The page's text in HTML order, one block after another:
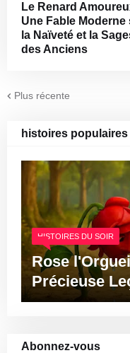
Le Renard
Une Fable Moderne
la Naïveté et la
des Anciens
Plus récente
histoires populaires
HISTOIRES DU SOIR
Rose
Précieuse
Abonnez-vous